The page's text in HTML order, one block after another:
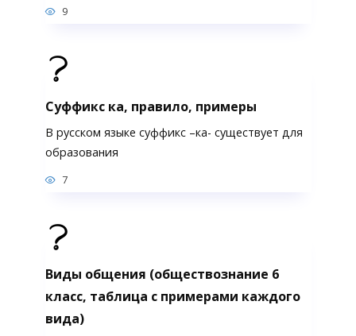
9
Суффикс ка, правило, примеры
В русском языке суффикс –ка- существует для
образования
7
Виды общения (обществознание 6
класс, таблица с примерами каждого
вида)